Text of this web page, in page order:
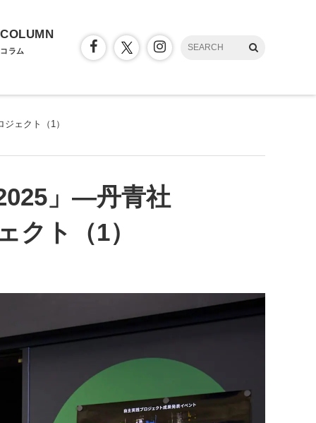
COLUMN
コラム
ェクト（1）
」―丹青社
クト（1）